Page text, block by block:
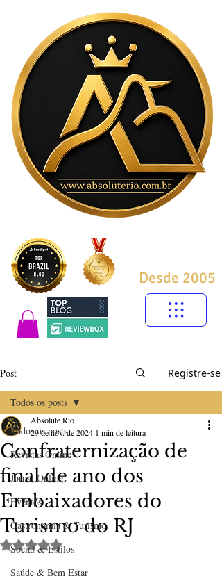
Desde 2005
Post Registre-se
Todos os posts
Revistas Online
Jornal Online
Eventos
Gastronomia & Turismo
Social & Estilos
Saúde & Bem Estar
Todos os posts
Confraternização de
final de ano dos
Embaixadores do
Turismo do RJ
Absolute Rio
29 de nov. de 2024 1 min de leitura
Avaliado com NaN de 5 estrelas.